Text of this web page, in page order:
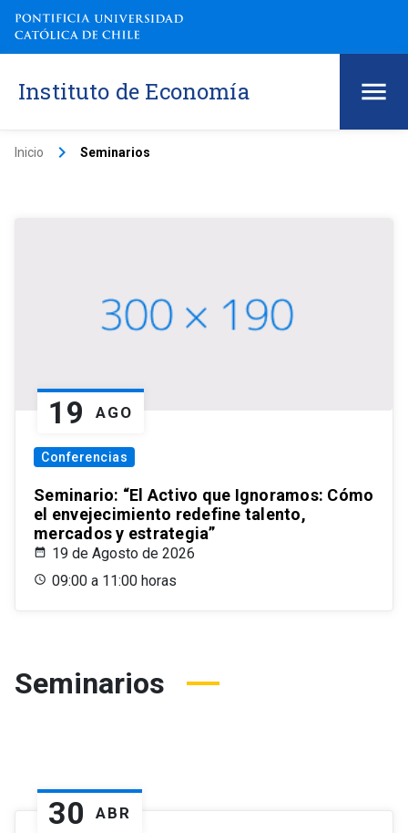
Instituto de Economía
Inicio keyboard_arrow_right Seminarios
19 AGO
Conferencias
Seminario: “El Activo que Ignoramos: Cómo
el envejecimiento redefine talento,
mercados y estrategia”
19 de Agosto de 2026
09:00 a 11:00 horas
Seminarios
30 ABR